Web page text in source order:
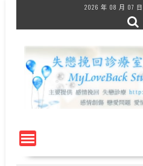
content
2026 年 08 月 07 日